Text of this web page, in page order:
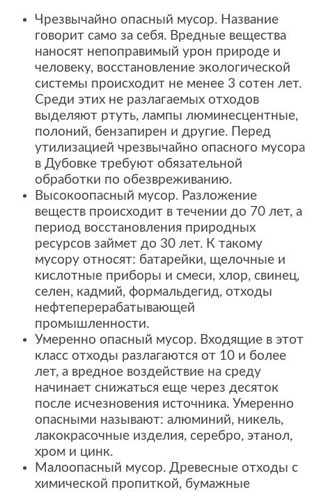
Чрезвычайно опасный мусор. Название
говорит само за себя. Вредные вещества
наносят непоправимый урон природе и
человеку, восстановление экологической
системы происходит не менее 3 сотен лет.
Среди этих не разлагаемых отходов
выделяют ртуть, лампы люминесцентные,
полоний, бензапирен и другие. Перед
утилизацией чрезвычайно опасного мусора
в Дубовке требуют обязательной
обработки по обезвреживанию.
Высокоопасный мусор. Разложение
веществ происходит в течении до 70 лет, а
период восстановления природных
ресурсов займет до 30 лет. К такому
мусору относят: батарейки, щелочные и
кислотные приборы и смеси, хлор, свинец,
селен, кадмий, формальдегид, отходы
нефтеперерабатывающей
промышленности.
Умеренно опасный мусор. Входящие в этот
класс отходы разлагаются от 10 и более
лет, а вредное воздействие на среду
начинает снижаться еще через десяток
после исчезновения источника. Умеренно
опасными называют: алюминий, никель,
лакокрасочные изделия, серебро, этанол,
хром и цинк.
Малоопасный мусор. Древесные отходы с
химической пропиткой, бумажные